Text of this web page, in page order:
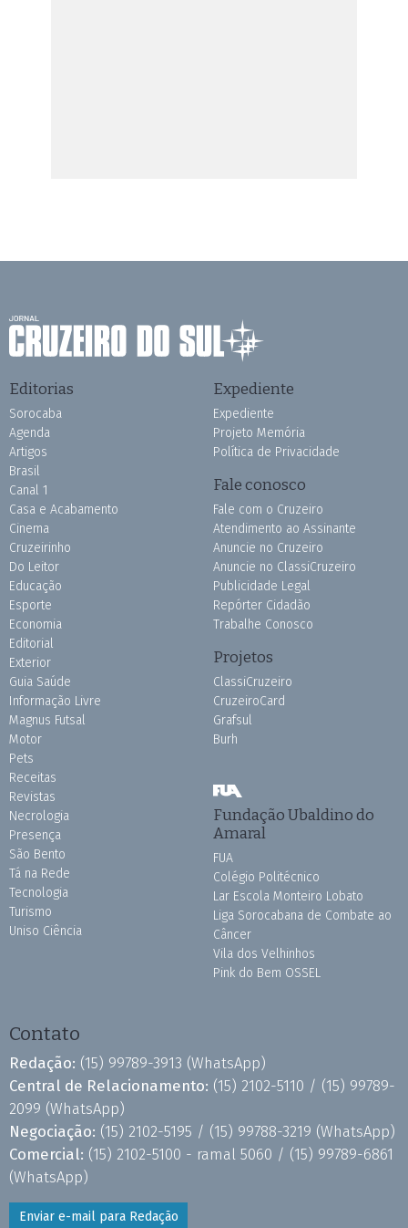
Editorias
Sorocaba
Agenda
Artigos
Brasil
Canal 1
Casa e Acabamento
Cinema
Cruzeirinho
Do Leitor
Educação
Esporte
Economia
Editorial
Exterior
Guia Saúde
Informação Livre
Magnus Futsal
Motor
Pets
Receitas
Revistas
Necrologia
Presença
São Bento
Tá na Rede
Tecnologia
Turismo
Uniso Ciência
Expediente
Expediente
Projeto Memória
Política de Privacidade
Fale conosco
Fale com o Cruzeiro
Atendimento ao Assinante
Anuncie no Cruzeiro
Anuncie no ClassiCruzeiro
Publicidade Legal
Repórter Cidadão
Trabalhe Conosco
Projetos
ClassiCruzeiro
CruzeiroCard
Grafsul
Burh
Fundação Ubaldino do
Amaral
FUA
Colégio Politécnico
Lar Escola Monteiro Lobato
Liga Sorocabana de Combate ao
Câncer
Vila dos Velhinhos
Pink do Bem OSSEL
Contato
Redação: (15) 99789-3913 (WhatsApp)
Central de Relacionamento: (15) 2102-5110 / (15) 99789-
2099 (WhatsApp)
Negociação: (15) 2102-5195 / (15) 99788-3219 (WhatsApp)
Comercial: (15) 2102-5100 - ramal 5060 / (15) 99789-6861
(WhatsApp)
Enviar e-mail para Redação